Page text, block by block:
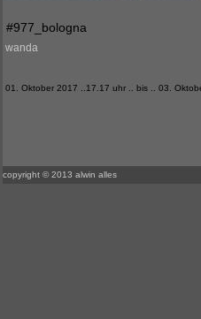
#977_bologna
wanda
01. Oktober 2017 ..17.17 uhr .. bis .. 03.
copyright © 2013 alwin alles